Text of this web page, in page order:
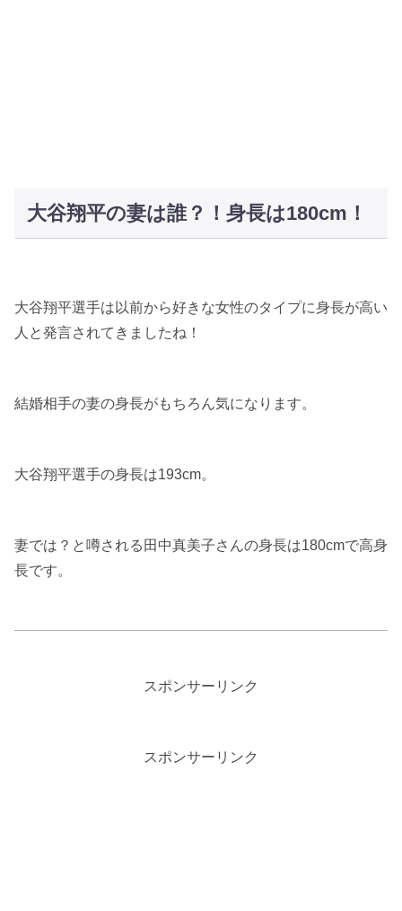
大谷翔平の妻は誰？！身長は180cm！
大谷翔平選手は以前から好きな女性のタイプに身長が高い
人と発言されてきましたね！
結婚相手の妻の身長がもちろん気になります。
大谷翔平選手の身長は193cm。
妻では？と噂される田中真美子さんの身長は180cmで高身
長です。
スポンサーリンク
スポンサーリンク